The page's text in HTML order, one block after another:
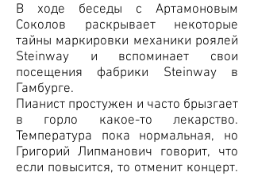
В ходе беседы с Артамоновым
Соколов раскрывает некоторые
тайны маркировки механики роялей
Steinway и вспоминает свои
посещения фабрики Steinway в
Гамбурге.
Пианист простужен и часто брызгает
в горло какое-то лекарство.
Температура пока нормальная, но
Григорий Липманович говорит, что
если повысится, то отменит концерт.